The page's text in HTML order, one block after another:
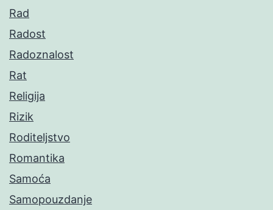
Rad
Radost
Radoznalost
Rat
Religija
Rizik
Roditeljstvo
Romantika
Samoća
Samopouzdanje